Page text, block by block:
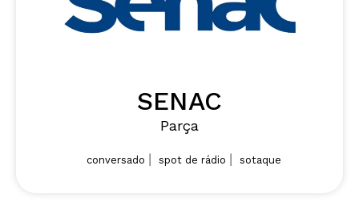
SENAC
Parça
conversado spot de rádio sotaque